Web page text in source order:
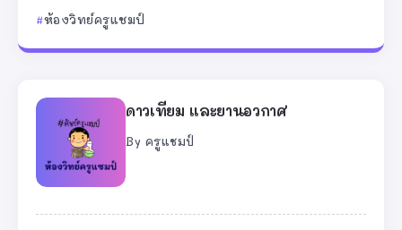
ห้องวิทย์ครูแชมป์
ดาวเทียม และยานอวกาศ
By ครูแชมป์